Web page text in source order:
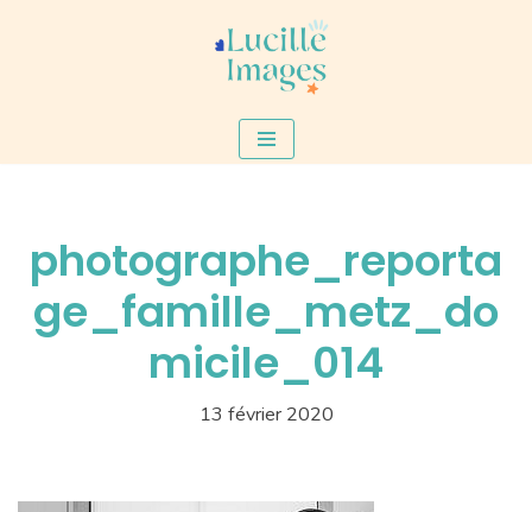
photographe_reporta
ge_famille_metz_do
micile_014
13 février 2020